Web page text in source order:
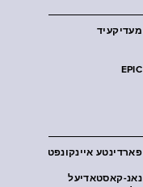
מעדיקעיד
EPIC
פארדינטע איינקונפט
נאנ-קאסטאדיעל